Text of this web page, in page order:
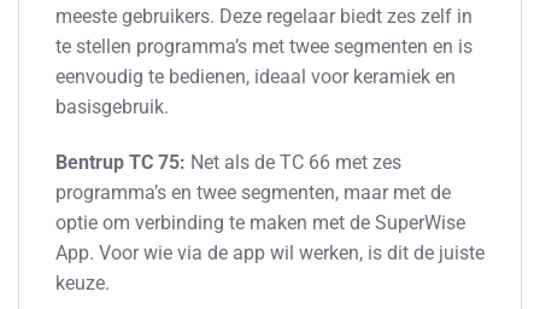
meeste gebruikers. Deze regelaar biedt zes zelf in
te stellen programma’s met twee segmenten en is
eenvoudig te bedienen, ideaal voor keramiek en
basisgebruik.
Bentrup TC 75: Net als de TC 66 met zes
programma’s en twee segmenten, maar met de
optie om verbinding te maken met de SuperWise
App. Voor wie via de app wil werken, is dit de juiste
keuze.